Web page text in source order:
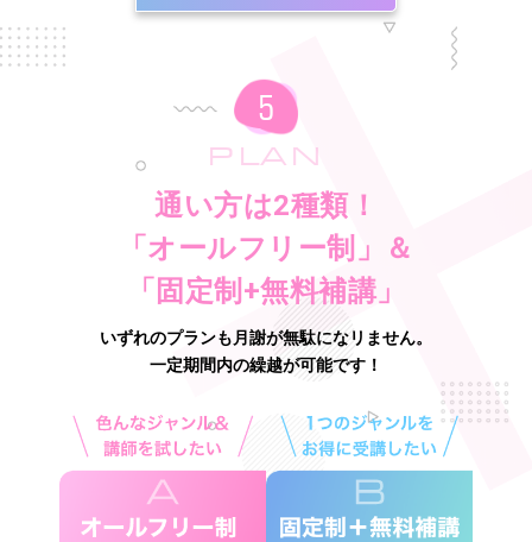
PLAN
通い方は2種類！
「オールフリー制」＆
「固定制+無料補講」
いずれのプランも月謝が無駄になリません。
一定期間内の繰越が可能です！